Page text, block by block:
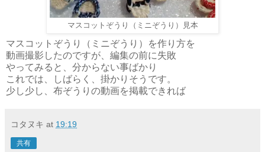
マスコットぞうり（ミニぞうり）見本
マスコットぞうり（ミニぞうり）を作り方を
動画撮影したのですが、編集の前に失敗
やってみると、分からない事ばかり
これでは、しばらく、掛かりそうです。
少し少し、布ぞうりの動画を掲載できれば
コタヌキ at 19:19
共有